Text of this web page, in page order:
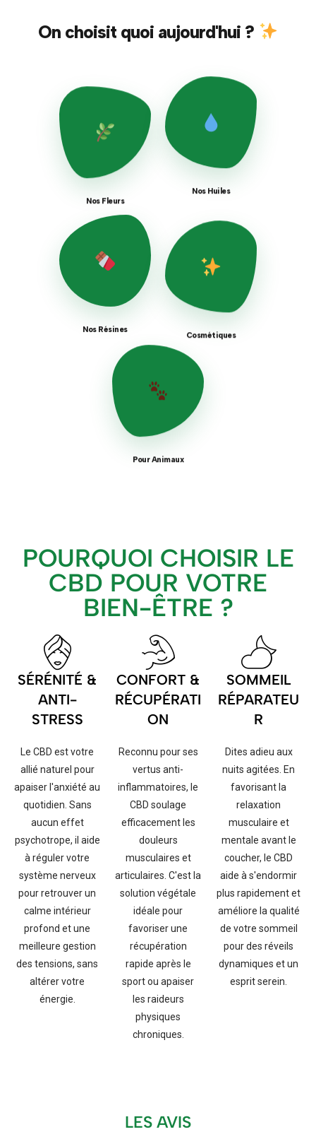
On choisit quoi aujourd'hui ?
Nos Fleurs
Nos Huiles
Nos Résines
Cosmétiques
Pour Animaux
POURQUOI CHOISIR LE
CBD POUR VOTRE
BIEN-ÊTRE ?
SÉRÉNITÉ &
ANTI-
STRESS
Le CBD est votre
allié naturel pour
apaiser l'anxiété au
quotidien. Sans
aucun effet
psychotrope, il aide
à réguler votre
système nerveux
pour retrouver un
calme intérieur
profond et une
meilleure gestion
des tensions, sans
altérer votre
énergie.
CONFORT &
RÉCUPÉRATI
ON
Reconnu pour ses
vertus anti-
inflammatoires, le
CBD soulage
efficacement les
douleurs
musculaires et
articulaires. C'est la
solution végétale
idéale pour
favoriser une
récupération
rapide après le
sport ou apaiser
les raideurs
physiques
chroniques.
SOMMEIL
RÉPARATEU
R
Dites adieu aux
nuits agitées. En
favorisant la
relaxation
musculaire et
mentale avant le
coucher, le CBD
aide à s'endormir
plus rapidement et
améliore la qualité
de votre sommeil
pour des réveils
dynamiques et un
esprit serein.
LES AVIS